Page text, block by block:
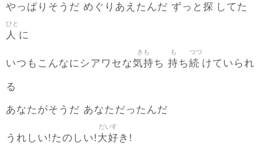
やっぱりそうだ めぐりあえたんだ ずっと 探 してた
人
ひと
に
いつもこんなにシアワセな気持
きも
ち 持
も
ち続
つづ
けていられ
る
あなたがそうだ あなただったんだ
うれしい!たのしい!大好
だいす
き!